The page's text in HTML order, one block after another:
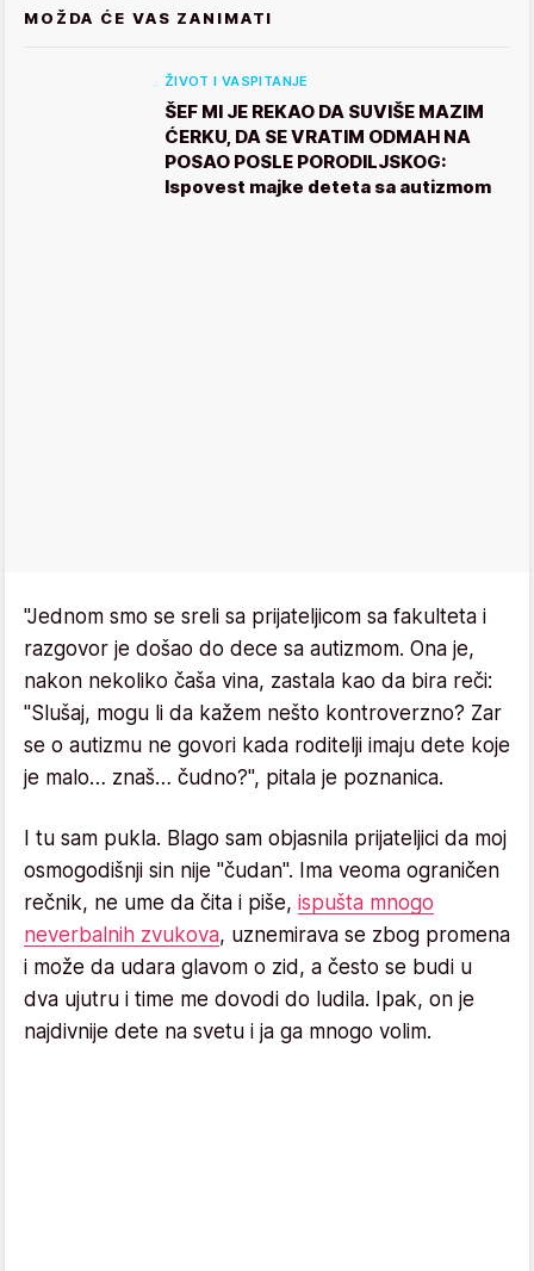
MOŽDA ĆE VAS ZANIMATI
ŽIVOT I VASPITANJE
ŠEF MI JE REKAO DA SUVIŠE MAZIM
ĆERKU, DA SE VRATIM ODMAH NA
POSAO POSLE PORODILJSKOG:
Ispovest majke deteta sa autizmom
"Jednom smo se sreli sa prijateljicom sa fakulteta i
razgovor je došao do dece sa autizmom. Ona je,
nakon nekoliko čaša vina, zastala kao da bira reči:
"Slušaj, mogu li da kažem nešto kontroverzno? Zar
se o autizmu ne govori kada roditelji imaju dete koje
je malo… znaš… čudno?", pitala je poznanica.
I tu sam pukla. Blago sam objasnila prijateljici da moj
osmogodišnji sin nije "čudan". Ima veoma ograničen
rečnik, ne ume da čita i piše, ispušta mnogo
neverbalnih zvukova, uznemirava se zbog promena
i može da udara glavom o zid, a često se budi u
dva ujutru i time me dovodi do ludila. Ipak, on je
najdivnije dete na svetu i ja ga mnogo volim.